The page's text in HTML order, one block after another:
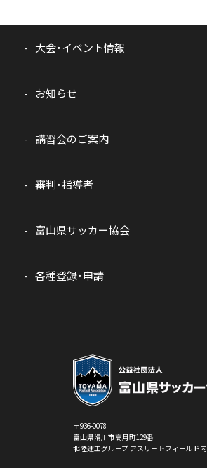
大会・イベント情報
お知らせ
講習会のご案内
審判・指導者
富山県サッカー協会
各種登録・申請
〒936-0078
富山県滑川市高月町129番
北陸建工グループ アスリートフィールド内